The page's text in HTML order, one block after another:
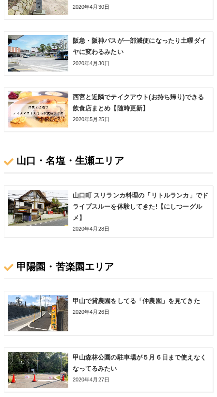
2020年4月30日
阪急・阪神バスが一部減便になったり土曜ダイ
ヤに変わるみたい
2020年4月30日
西宮と近隣でテイクアウト(お持ち帰り)できる
飲食店まとめ【随時更新】
2020年5月25日
山口・名塩・生瀬エリア
山口町 スリランカ料理の「リトルランカ」でド
ライブスルーを体験してきた!【にしつーグル
メ】
2020年4月28日
甲陽園・苦楽園エリア
甲山で貸農園をしてる「仲農園」を見てきた
2020年4月26日
甲山森林公園の駐車場が５月６日まで使えなく
なってるみたい
2020年4月27日